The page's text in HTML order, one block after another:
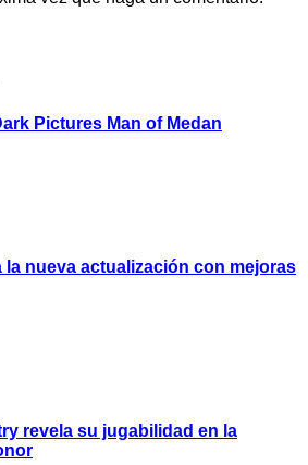
Pictures Man of Medan
la nueva actualización con mejoras
revela su jugabilidad en la